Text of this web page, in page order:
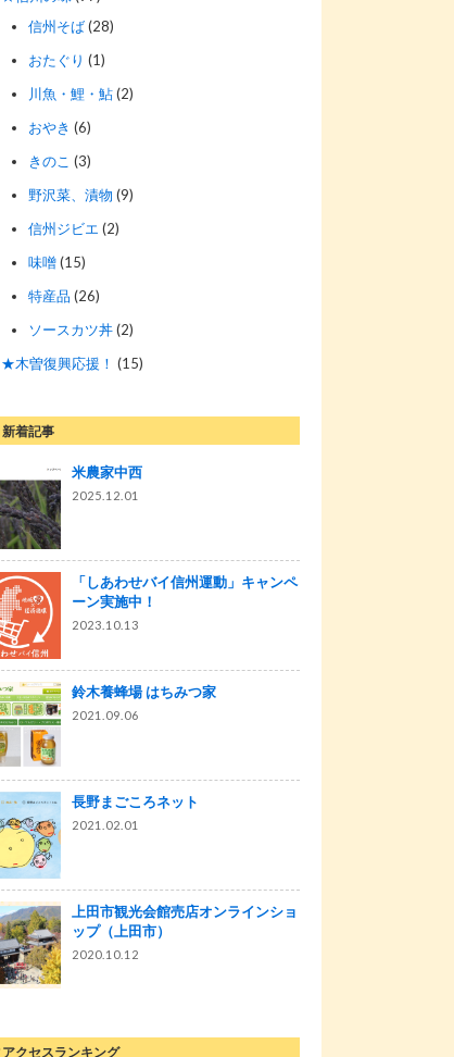
信州そば(28)
おたぐり (1)
川魚・鯉・鮎(2)
おやき (6)
きのこ (3)
野沢菜、漬物 (9)
信州ジビエ (2)
味噌(15)
特産品 (26)
ソースカツ丼(2)
★木曽復興応援！ (15)
新着記事
米農家中西
2025.12.01
「しあわせバイ信州運動」キャンペ
ーン実施中！
2023.10.13
鈴木養蜂場 はちみつ家
2021.09.06
長野まごころネット
2021.02.01
上田市観光会館売店オンラインショ
ップ（上田市）
2020.10.12
アクセスランキング